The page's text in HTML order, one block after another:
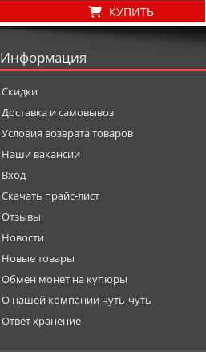
КУПИТЬ
Информация
Скидки
Доставка и самовывоз
Условия возврата товаров
Наши вакансии
Вход
Скачать прайс-лист
Отзывы
Новости
Новые товары
Обмен монет на купюры
О нашей компании чуть-чуть
Ответ хранение